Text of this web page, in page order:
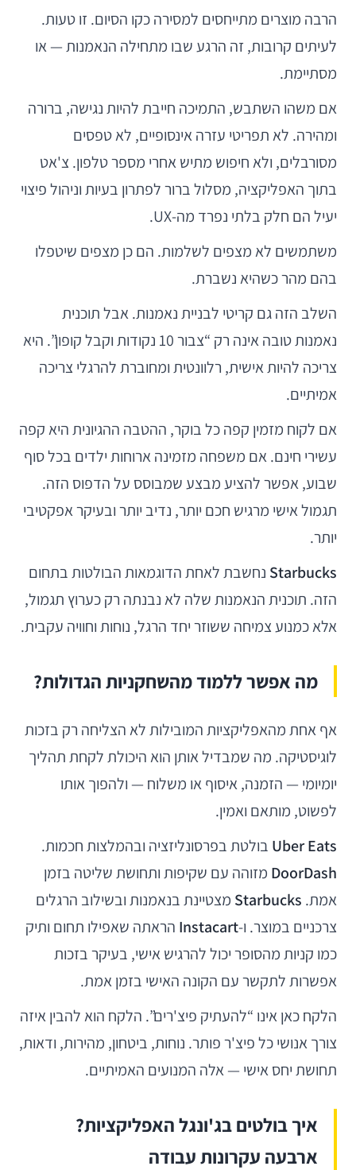
הרבה מוצרים מתייחסים למסירה כקו הסיום. זו טעות.
לעיתים קרובות, זה הרגע שבו מתחילה הנאמנות — או
מסתיימת.
אם משהו השתבש, התמיכה חייבת להיות נגישה, ברורה
ומהירה. לא תפריטי עזרה אינסופיים, לא טפסים
מסורבלים, ולא חיפוש מתיש אחרי מספר טלפון. צ'אט
בתוך האפליקציה, מסלול ברור לפתרון בעיות וניהול פיצוי
יעיל הם חלק בלתי נפרד מה-UX.
משתמשים לא מצפים לשלמות. הם כן מצפים שיטפלו
בהם מהר כשהיא נשברת.
השלב הזה גם קריטי לבניית נאמנות. אבל תוכנית
נאמנות טובה אינה רק “צבור 10 נקודות וקבל קופון”. היא
צריכה להיות אישית, רלוונטית ומחוברת להרגלי צריכה
אמיתיים.
אם לקוח מזמין קפה כל בוקר, ההטבה ההגיונית היא קפה
עשירי חינם. אם משפחה מזמינה ארוחות ילדים בכל סוף
שבוע, אפשר להציע מבצע שמבוסס על הדפוס הזה.
תגמול אישי מרגיש חכם יותר, נדיב יותר ובעיקר אפקטיבי
יותר.
Starbucks נחשבת לאחת הדוגמאות הבולטות בתחום
הזה. תוכנית הנאמנות שלה לא נבנתה רק כערוץ תגמול,
אלא כמנוע צמיחה ששוזר יחד הרגל, נוחות וחוויה עקבית.
מה אפשר ללמוד מהשחקניות הגדולות?
אף אחת מהאפליקציות המובילות לא הצליחה רק בזכות
לוגיסטיקה. מה שמבדיל אותן הוא היכולת לקחת תהליך
יומיומי — הזמנה, איסוף או משלוח — ולהפוך אותו
לפשוט, מותאם ואמין.
Uber Eats בולטת בפרסונליזציה ובהמלצות חכמות.
DoorDash מזוהה עם שקיפות ותחושת שליטה בזמן
אמת. Starbucks מצטיינת בנאמנות ובשילוב הרגלים
צרכניים במוצר. ו-Instacart הראתה שאפילו תחום ותיק
כמו קניות מהסופר יכול להרגיש אישי, בעיקר בזכות
אפשרות לתקשר עם הקונה האישי בזמן אמת.
הלקח כאן אינו “להעתיק פיצ'רים”. הלקח הוא להבין איזה
צורך אנושי כל פיצ'ר פותר. נוחות, ביטחון, מהירות, ודאות,
תחושת יחס אישי — אלה המנועים האמיתיים.
איך בולטים בג'ונגל האפליקציות?
ארבעה עקרונות עבודה